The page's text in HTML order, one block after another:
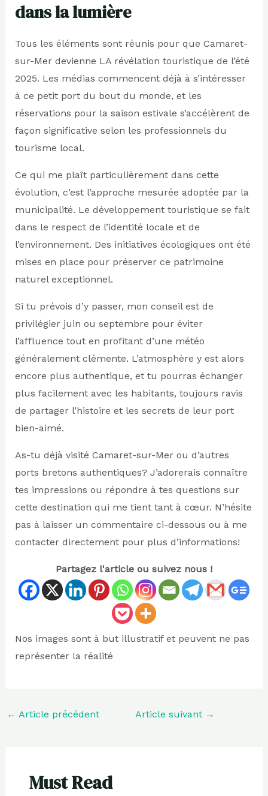
dans la lumière
Tous les éléments sont réunis pour que Camaret-
sur-Mer devienne LA révélation touristique de l’été
2025. Les médias commencent déjà à s’intéresser
à ce petit port du bout du monde, et les
réservations pour la saison estivale s’accélèrent de
façon significative selon les professionnels du
tourisme local.
Ce qui me plaît particulièrement dans cette
évolution, c’est l’approche mesurée adoptée par la
municipalité. Le développement touristique se fait
dans le respect de l’identité locale et de
l’environnement. Des initiatives écologiques ont été
mises en place pour préserver ce patrimoine
naturel exceptionnel.
Si tu prévois d’y passer, mon conseil est de
privilégier juin ou septembre pour éviter
l’affluence tout en profitant d’une météo
généralement clémente. L’atmosphère y est alors
encore plus authentique, et tu pourras échanger
plus facilement avec les habitants, toujours ravis
de partager l’histoire et les secrets de leur port
bien-aimé.
As-tu déjà visité Camaret-sur-Mer ou d’autres
ports bretons authentiques? J’adorerais connaître
tes impressions ou répondre à tes questions sur
cette destination qui me tient tant à cœur. N’hésite
pas à laisser un commentaire ci-dessous ou à me
contacter directement pour plus d’informations!
Partagez l'article ou suivez nous !
Nos images sont à but illustratif et peuvent ne pas
représenter la réalité
← Article précédent Article suivant →
Must Read